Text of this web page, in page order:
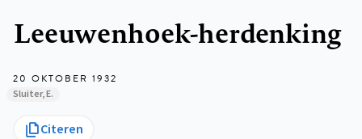
Leeuwenhoek-herdenking
20 OKTOBER 1932
Sluiter, E.
Citeren